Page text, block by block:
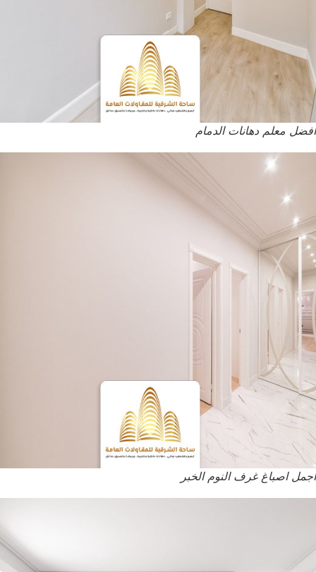
أفضل معلم دهانات الدمام
اجمل اصباغ غرف النوم الخبر